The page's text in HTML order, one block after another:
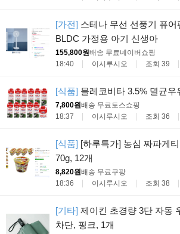
[가전] 스테나 무선 선풍기 퓨
BLDC 가정용 아기 신생아
155,800원배송 무료네이버쇼핑
18:40
이시루시오 조회 39
[식품] 믈레코비타 3.5% 멸균우
7,800원배송 무료토스쇼핑
18:37
이시루시오 조회 36
[식품] [하루특가] 농심 짜파게
70g, 12개
8,820원배송 무료쿠팡
18:36
이시루시오 조회 38
[기타] 제이킨 초경량 3단 자동
차단, 핑크, 1개